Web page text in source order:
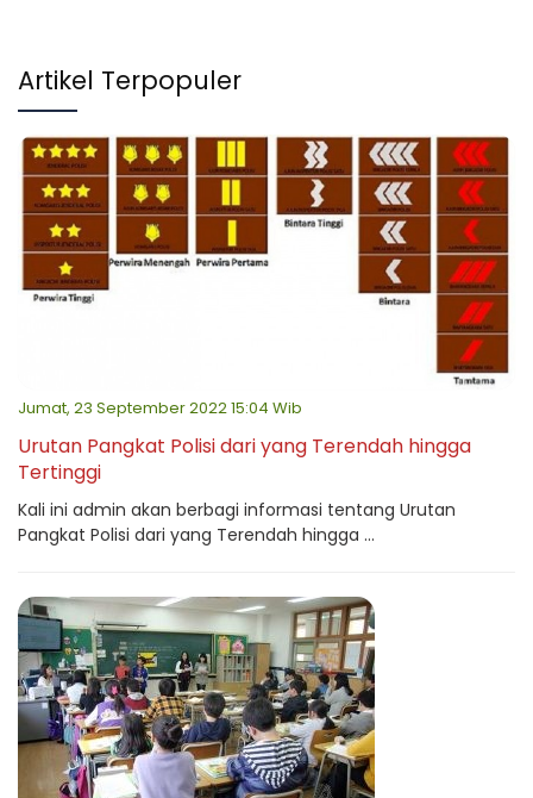
Artikel Terpopuler
Jumat, 23 September 2022 15:04 Wib
Urutan Pangkat Polisi dari yang Terendah hingga
Tertinggi
Kali ini admin akan berbagi informasi tentang Urutan
Pangkat Polisi dari yang Terendah hingga ...